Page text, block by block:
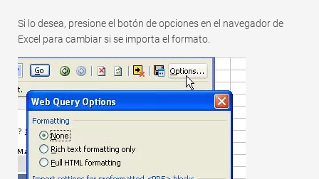
Si lo desea, presione el botón de opciones en el navegador de
Excel para cambiar si se importa el formato.